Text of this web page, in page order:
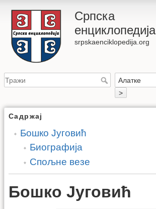
Српска
енциклопедија
srpskaenciklopedija.org
>
Садржај
Бошко Југовић
Биографија
Спољне везе
Бошко Југовић